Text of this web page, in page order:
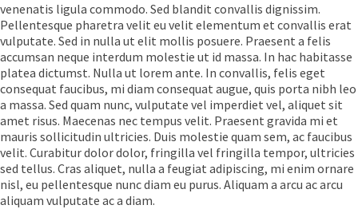
venenatis ligula commodo. Sed blandit convallis dignissim.
Pellentesque pharetra velit eu velit elementum et convallis erat
vulputate. Sed in nulla ut elit mollis posuere. Praesent a felis
accumsan neque interdum molestie ut id massa. In hac habitasse
platea dictumst. Nulla ut lorem ante. In convallis, felis eget
consequat faucibus, mi diam consequat augue, quis porta nibh leo
a massa. Sed quam nunc, vulputate vel imperdiet vel, aliquet sit
amet risus. Maecenas nec tempus velit. Praesent gravida mi et
mauris sollicitudin ultricies. Duis molestie quam sem, ac faucibus
velit. Curabitur dolor dolor, fringilla vel fringilla tempor, ultricies
sed tellus. Cras aliquet, nulla a feugiat adipiscing, mi enim ornare
nisl, eu pellentesque nunc diam eu purus. Aliquam a arcu ac arcu
aliquam vulputate ac a diam.